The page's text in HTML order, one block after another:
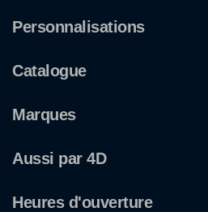
Personnalisations
Catalogue
Marques
Aussi par 4D
Heures d'ouverture